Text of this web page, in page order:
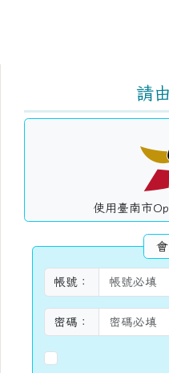
請
使用臺南市
帳號：
密碼：